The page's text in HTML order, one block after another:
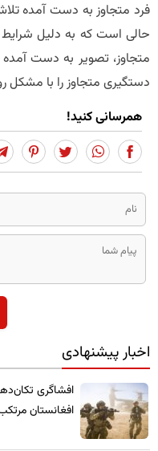
فرد متجاوز به دست آمده
حالی است که به دلیل
متجاوز، تصویر به دست
دستگیری متجاوز را با مشکل
همرسانی کنید!
اخبار پیشنهادی
​افشاگری
افغانستان